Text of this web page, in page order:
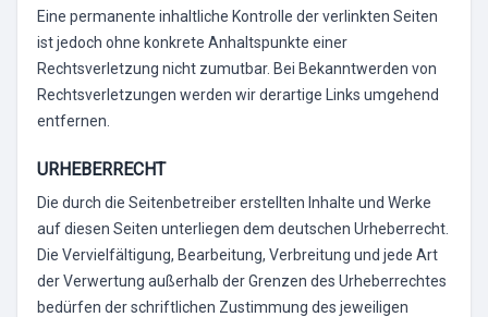
Eine permanente inhaltliche Kontrolle der verlinkten Seiten
ist jedoch ohne konkrete Anhaltspunkte einer
Rechtsverletzung nicht zumutbar. Bei Bekanntwerden von
Rechtsverletzungen werden wir derartige Links umgehend
entfernen.
URHEBERRECHT
Die durch die Seitenbetreiber erstellten Inhalte und Werke
auf diesen Seiten unterliegen dem deutschen Urheberrecht.
Die Vervielfältigung, Bearbeitung, Verbreitung und jede Art
der Verwertung außerhalb der Grenzen des Urheberrechtes
bedürfen der schriftlichen Zustimmung des jeweiligen